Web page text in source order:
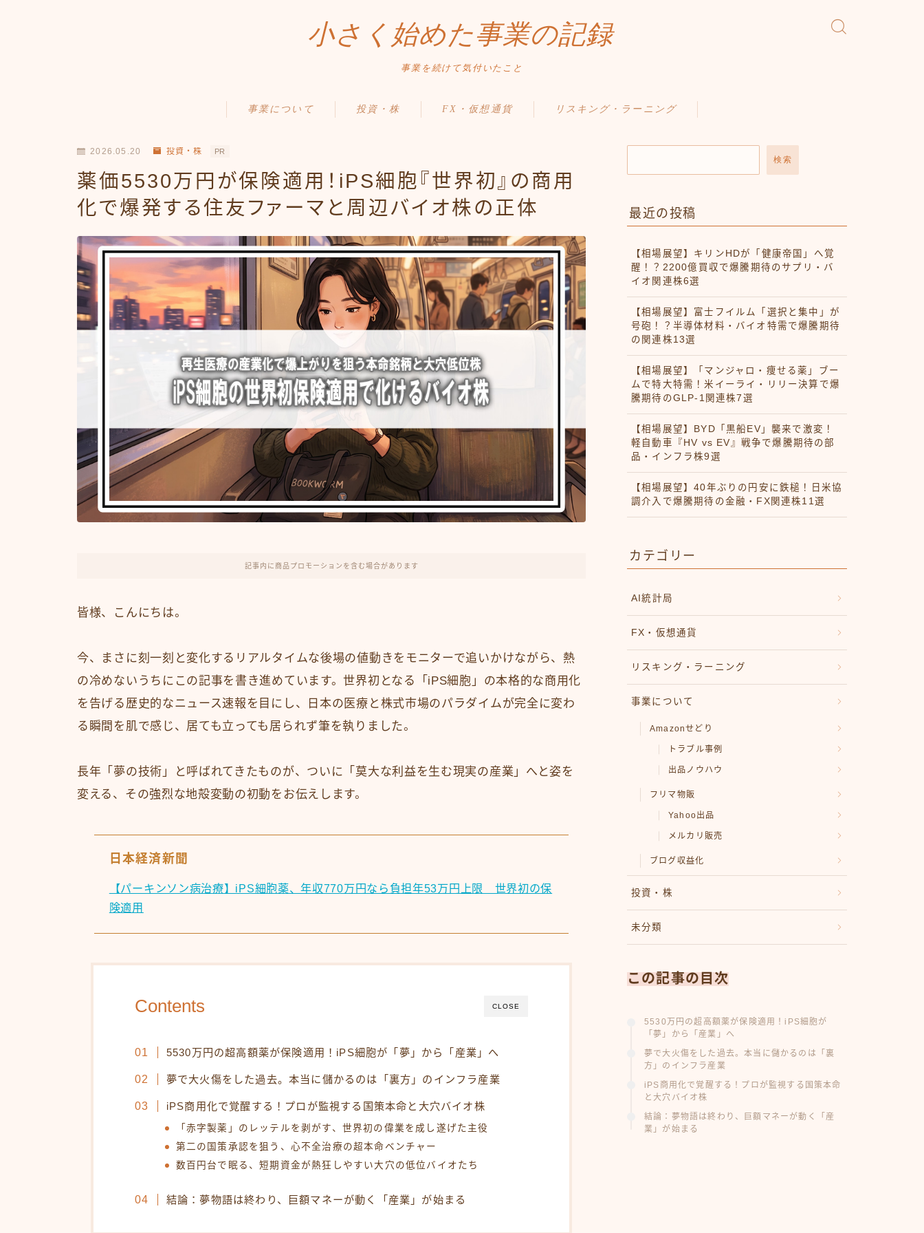
小さく始めた事業の記録
事業を続けて気付いたこと
事業について
トラブル事例
出品ノウハウ
Yahoo出品
メルカリ販売
投資・株 FX・仮想通貨 リスキング・ラーニング
2026.05.20 投資・株 PR
薬価5530万円が保険適用！iPS細胞『世界初』の商用
化で爆発する住友ファーマと周辺バイオ株の正体
記事内に商品プロモーションを含む場合があります
皆様、こんにちは。
今、まさに刻一刻と変化するリアルタイムな後場の値動きをモニターで追いかけながら、熱
の冷めないうちにこの記事を書き進めています。世界初となる「iPS細胞」の本格的な商用化
を告げる歴史的なニュース速報を目にし、日本の医療と株式市場のパラダイムが完全に変わ
る瞬間を肌で感じ、居ても立っても居られず筆を執りました。
長年「夢の技術」と呼ばれてきたものが、ついに「莫大な利益を生む現実の産業」へと姿を
変える、その強烈な地殻変動の初動をお伝えします。
日本経済新聞
【パーキンソン病治療】iPS細胞薬、年収770万円なら負担年53万円上限 世界初の保
険適用
CLOSE
Contents
5530万円の超高額薬が保険適用！iPS細胞が「夢」から「産業」へ
夢で大火傷をした過去。本当に儲かるのは「裏方」のインフラ産業
iPS商用化で覚醒する！プロが監視する国策本命と大穴バイオ株
「赤字製薬」のレッテルを剥がす、世界初の偉業を成し遂げた主役
第二の国策承認を狙う、心不全治療の超本命ベンチャー
数百円台で眠る、短期資金が熱狂しやすい大穴の低位バイオたち
結論：夢物語は終わり、巨額マネーが動く「産業」が始まる
検索
最近の投稿
【相場展望】キリンHDが「健康帝国」へ覚
醒！？2200億買収で爆騰期待のサプリ・バ
イオ関連株6選
【相場展望】富士フイルム「選択と集中」が
号砲！？半導体材料・バイオ特需で爆騰期待
の関連株13選
【相場展望】「マンジャロ・痩せる薬」ブー
ムで特大特需！米イーライ・リリー決算で爆
騰期待のGLP-1関連株7選
【相場展望】BYD「黒船EV」襲来で激変！
軽自動車『HV vs EV』戦争で爆騰期待の部
品・インフラ株9選
【相場展望】40年ぶりの円安に鉄槌！日米協
調介入で爆騰期待の金融・FX関連株11選
カテゴリー
AI統計局
FX・仮想通貨
リスキング・ラーニング
事業について
Amazonせどり
トラブル事例
出品ノウハウ
フリマ物販
Yahoo出品
メルカリ販売
ブログ収益化
投資・株
未分類
この記事の目次
5530万円の超高額薬が保険適用！iPS細胞が
「夢」から「産業」へ
夢で大火傷をした過去。本当に儲かるのは「裏
方」のインフラ産業
iPS商用化で覚醒する！プロが監視する国策本命
と大穴バイオ株
結論：夢物語は終わり、巨額マネーが動く「産
業」が始まる